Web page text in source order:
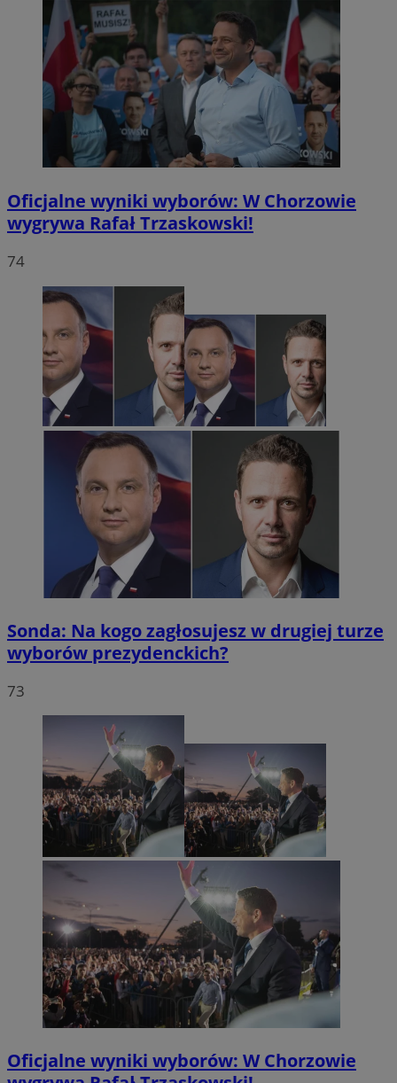
Oficjalne wyniki wyborów: W Chorzowie
wygrywa Rafał Trzaskowski!
74
Sonda: Na kogo zagłosujesz w drugiej turze
wyborów prezydenckich?
73
Oficjalne wyniki wyborów: W Chorzowie